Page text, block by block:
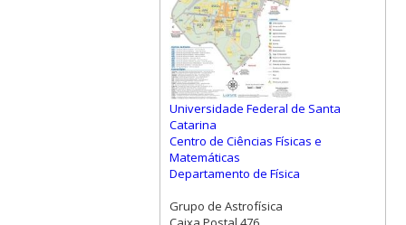
Universidade Federal de Santa
Catarina
Centro de Ciências Físicas e
Matemáticas
Departamento de Física
Grupo de Astrofísica